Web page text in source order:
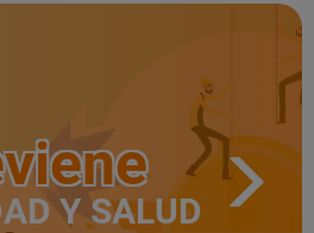
Y SALUD